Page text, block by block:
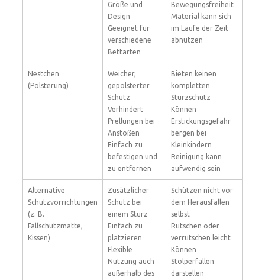
Größe und
Design
Geeignet für
verschiedene
Bettarten
Bewegungsfreiheit
Material kann sich
im Laufe der Zeit
abnutzen
Nestchen
(Polsterung)
Weicher,
gepolsterter
Schutz
Verhindert
Prellungen bei
Anstoßen
Einfach zu
befestigen und
zu entfernen
Bieten keinen
kompletten
Sturzschutz
Können
Erstickungsgefahr
bergen bei
Kleinkindern
Reinigung kann
aufwendig sein
Alternative
Schutzvorrichtungen
(z. B.
Fallschutzmatte,
Kissen)
Zusätzlicher
Schutz bei
einem Sturz
Einfach zu
platzieren
Flexible
Nutzung auch
außerhalb des
Schützen nicht vor
dem Herausfallen
selbst
Rutschen oder
verrutschen leicht
Können
Stolperfallen
darstellen